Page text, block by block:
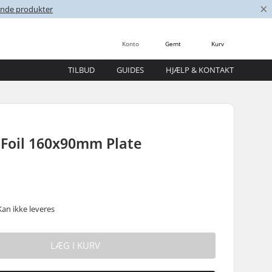
produkter ×
Kurv
Gemt
Konto
TILBUD GUIDES HJÆLP & KONTAKT
160x90mm Plate
ikke leveres
LÆG I KURV